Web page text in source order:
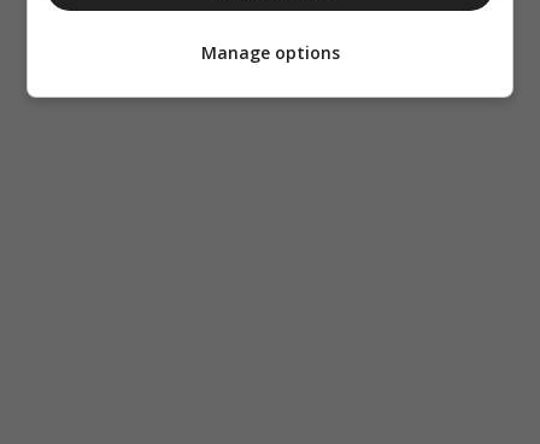
Manage options